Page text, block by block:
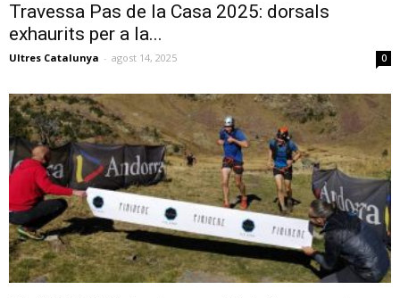
Travessa Pas de la Casa 2025: dorsals
exhaurits per a la...
Ultres Catalunya - agost 14, 2025 0